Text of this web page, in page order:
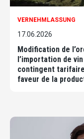
VERNEHMLASSUNG
17.06.2026
Modification de
l’importation de
contingent
faveur de la